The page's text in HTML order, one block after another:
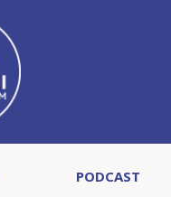
PODCAST